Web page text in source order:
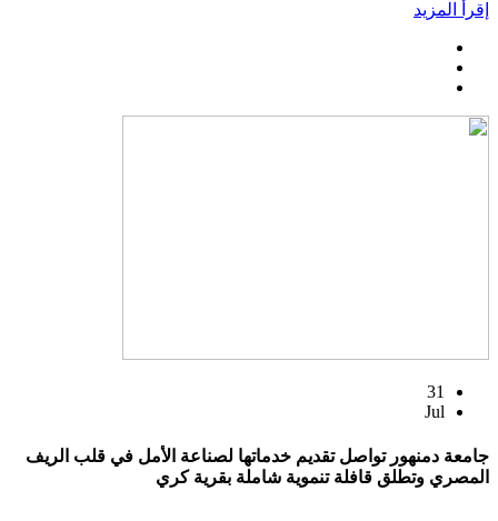
إقرأ المزيد
31
Jul
جامعة دمنهور تواصل تقديم خدماتها لصناعة الأمل في قلب الريف
المصري وتطلق قافلة تنموية شاملة بقرية كري